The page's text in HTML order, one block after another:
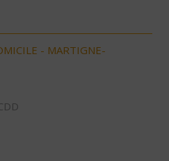
- MARTIGNE-